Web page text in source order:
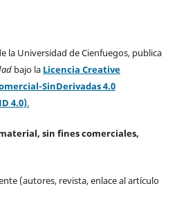
la Universidad de Cienfuegos, publica
bajo la Licencia Creative
SinDerivadas 4.0
4.0).
sin fines comerciales,
(autores, revista, enlace al artículo